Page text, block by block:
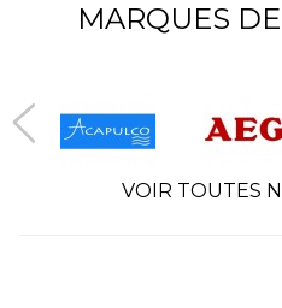
MARQUES
VOIR TOUTES